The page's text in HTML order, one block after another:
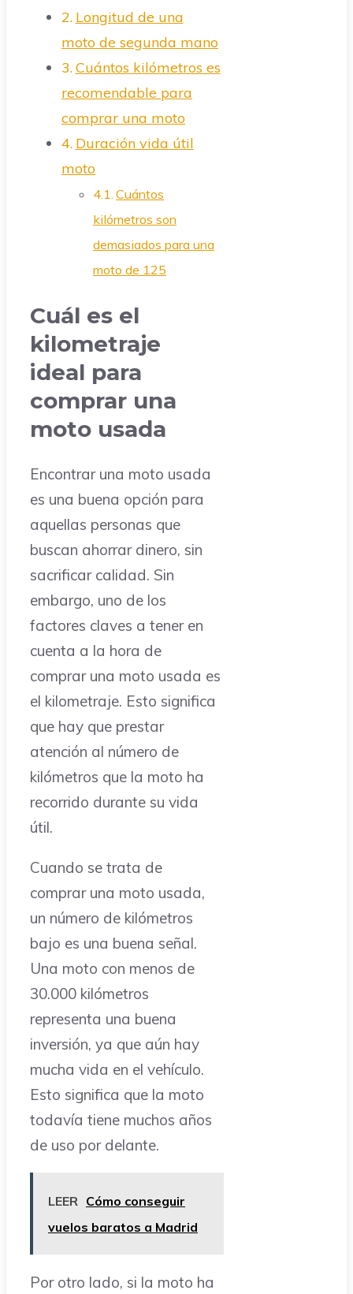
Longitud de una
moto de segunda mano
Cuántos kilómetros es
recomendable para
comprar una moto
Duración vida útil
moto
Cuántos
kilómetros son
demasiados para una
moto de 125
Cuál es el
kilometraje
ideal para
comprar una
moto usada
Encontrar una moto usada
es una buena opción para
aquellas personas que
buscan ahorrar dinero, sin
sacrificar calidad. Sin
embargo, uno de los
factores claves a tener en
cuenta a la hora de
comprar una moto usada es
el kilometraje. Esto significa
que hay que prestar
atención al número de
kilómetros que la moto ha
recorrido durante su vida
útil.
Cuando se trata de
comprar una moto usada,
un número de kilómetros
bajo es una buena señal.
Una moto con menos de
30.000 kilómetros
representa una buena
inversión, ya que aún hay
mucha vida en el vehículo.
Esto significa que la moto
todavía tiene muchos años
de uso por delante.
LEER Cómo conseguir
vuelos baratos a Madrid
Por otro lado, si la moto ha